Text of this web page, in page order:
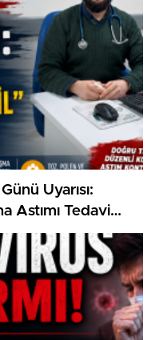
Uyarısı:
Astımı Tedavi